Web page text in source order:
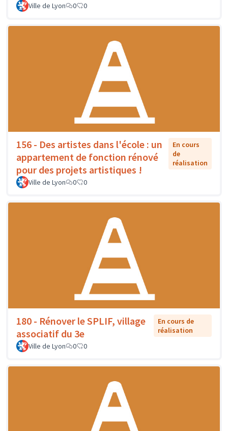
Ville de Lyon 0 0
156 - Des artistes dans l'école : un
appartement de fonction rénové
pour des projets artistiques !
En cours
de
réalisation
Ville de Lyon 0 0
180 - Rénover le SPLIF, village
associatif du 3e
En cours de
réalisation
Ville de Lyon
0 0